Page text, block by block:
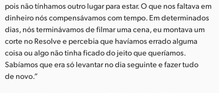
pois não tínhamos outro lugar para estar. O que nos faltava em
dinheiro nós compensávamos com tempo. Em determinados
dias, nós terminávamos de filmar uma cena, eu montava um
corte no Resolve e percebia que havíamos errado alguma
coisa ou algo não tinha ficado do jeito que queríamos.
Sabíamos que era só levantar no dia seguinte e fazer tudo
de novo.”